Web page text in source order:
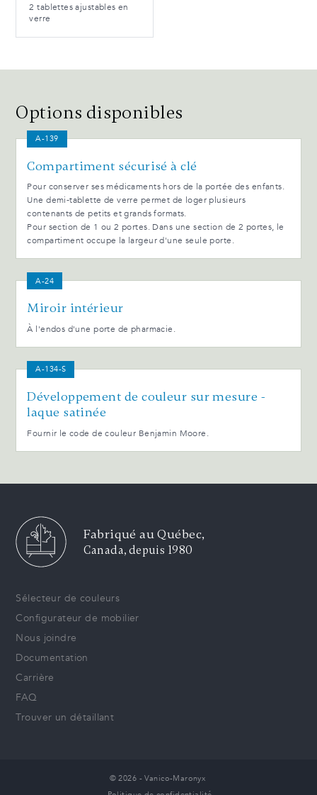
2 tablettes ajustables en
verre
Options disponibles
A-139
Compartiment sécurisé à clé
Pour conserver ses médicaments hors de la portée des enfants.
Une demi-tablette de verre permet de loger plusieurs
contenants de petits et grands formats.
Pour section de 1 ou 2 portes. Dans une section de 2 portes, le
compartiment occupe la largeur d'une seule porte.
A-24
Miroir intérieur
À l'endos d'une porte de pharmacie.
A-134-S
Développement de couleur sur mesure -
laque satinée
Fournir le code de couleur Benjamin Moore.
Fabriqué au Québec,
Canada, depuis 1980
Sélecteur de couleurs
Configurateur de mobilier
Nous joindre
Documentation
Carrière
FAQ
Trouver un détaillant
© 2026 - Vanico-Maronyx